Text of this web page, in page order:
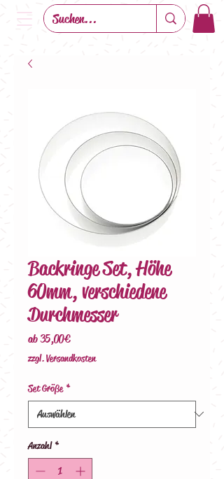
Backringe Set, Höhe
60mm, verschiedene
Durchmesser
ab35,00€Sale-
Preis
zzgl. Versandkosten
Set Größe *
Anzahl *